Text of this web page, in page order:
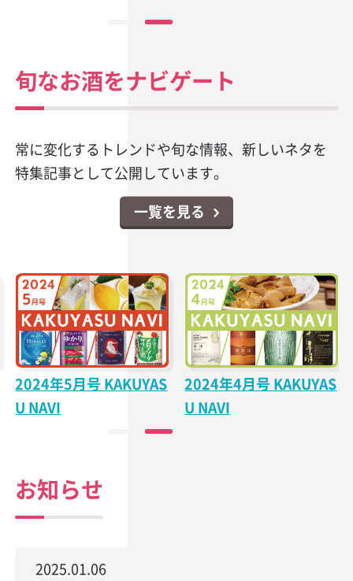
旬なお酒をナビゲート
常に変化するトレンドや旬な情報、新しいネタを
特集記事として公開しています。
一覧を見る
2024年5月号 KAKUYAS
U NAVI
2024年4月号 KAKUYAS
U NAVI
お知らせ
2025.01.06